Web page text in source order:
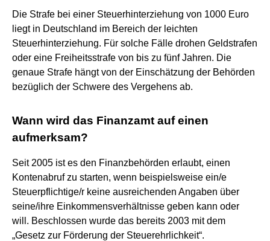
Die Strafe bei einer Steuerhinterziehung von 1000 Euro
liegt in Deutschland im Bereich der leichten
Steuerhinterziehung. Für solche Fälle drohen Geldstrafen
oder eine Freiheitsstrafe von bis zu fünf Jahren. Die
genaue Strafe hängt von der Einschätzung der Behörden
bezüglich der Schwere des Vergehens ab.
Wann wird das Finanzamt auf einen
aufmerksam?
Seit 2005 ist es den Finanzbehörden erlaubt, einen
Kontenabruf zu starten, wenn beispielsweise ein/e
Steuerpflichtige/r keine ausreichenden Angaben über
seine/ihre Einkommensverhältnisse geben kann oder
will. Beschlossen wurde das bereits 2003 mit dem
„Gesetz zur Förderung der Steuerehrlichkeit“.